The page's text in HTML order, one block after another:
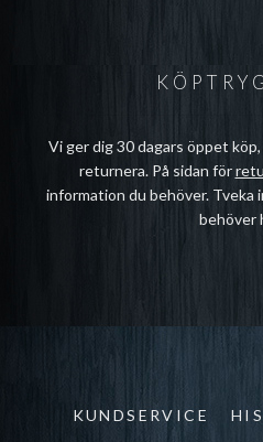
Vi ger dig 30 dagars öppet
returnera. På sidan för
information du behöver. Tveka
behöver
KUNDSERVICE